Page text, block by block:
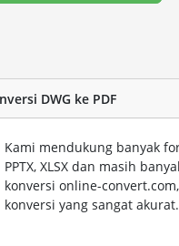
DWG ke PDF
Kami mendukung banyak
PPTX, XLSX dan masih
konversi online-
konversi yang sangat akurat.